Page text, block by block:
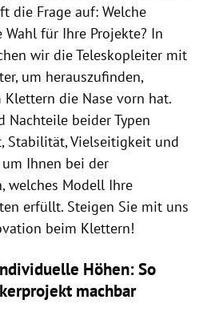
die Frage auf: Welche
für Ihre Projekte? In
wir die Teleskopleiter mit
um herauszufinden,
die Nase vorn hat.
Nachteile beider Typen
Stabilität, Vielseitigkeit und
Ihnen bei der
welches Modell Ihre
erfüllt. Steigen Sie mit uns
beim Klettern!
Höhen: So
machbar